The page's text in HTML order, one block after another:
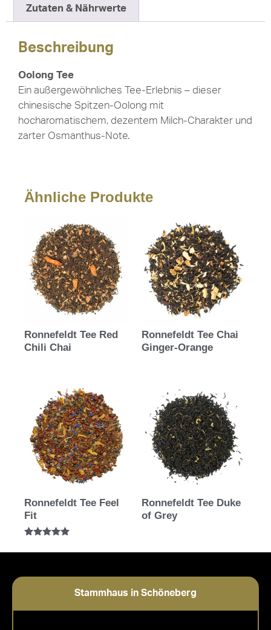
Zutaten & Nährwerte
Beschreibung
Oolong Tee
Ein außergewöhnliches Tee-Erlebnis – dieser
chinesische Spitzen-Oolong mit
hocharomatischem, dezentem Milch-Charakter und
zarter Osmanthus-Note.
Ähnliche Produkte
Ronnefeldt Tee Red
Chili Chai
Ronnefeldt Tee Chai
Ginger-Orange
Ronnefeldt Tee Feel
Fit
5.00
Ronnefeldt Tee Duke
of Grey
Stammhaus in Schöneberg